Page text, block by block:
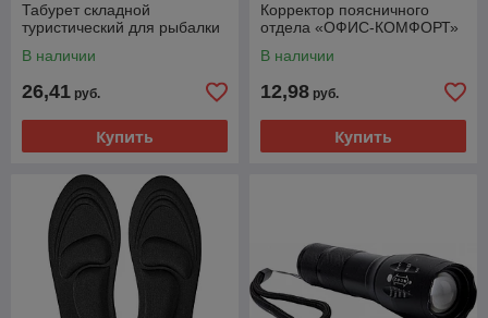
Табурет складной
туристический для рыбалки
В наличии
26,41 руб.
Купить
Корректор поясничного
отдела «ОФИС-КОМФОРТ»
В наличии
12,98 руб.
Купить